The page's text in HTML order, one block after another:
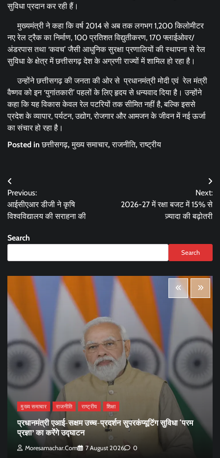
सुविधा प्रदान कर रही हैं।
मुख्यमंत्री ने कहा कि वर्ष 2014 से अब तक लगभग 1,200 किलोमीटर
नए रेल ट्रैक का निर्माण, 100 प्रतिशत विद्युतीकरण, 170 फ्लाईओवर/
अंडरपास तथा ‘कवच’ जैसी आधुनिक सुरक्षा प्रणालियों की स्थापना से रेल
सुविधा के क्षेत्र में छत्तीसगढ़ देश के अग्रणी राज्यों में शामिल हो रहा है।
उन्होंने छत्तीसगढ़ की जनता की ओर से प्रधानमंत्री मोदी एवं रेल मंत्री
वैष्णव को इन ‘युगांतकारी’ पहलों के लिए हृदय से धन्यवाद दिया है। उन्होंने
कहा कि यह विकास केवल रेल पटरियों तक सीमित नहीं है, बल्कि इससे
प्रदेश के व्यापार, पर्यटन, उद्योग, रोजगार और आमजन के जीवन में नई ऊर्जा
का संचार हो रहा है।
Posted inछत्तीसगढ़,मुख्य समाचार,राजनीति,राष्ट्रीय
Post
navigation
Previous:
आईसीएआर डीजी ने कृषि
विश्वविद्यालय की सराहना की
Next:
2026-27 में रक्षा बजट में 15% से
ज़्यादा की बढ़ोतरी
Search
Search
मुख्य समाचार राजनीति राष्ट्रीय शिक्षा
प्रधानमंत्री एआई-सक्षम उच्च-प्रदर्शन सुपरकंप्यूटिंग सुविधा ‘परम
प्रज्ञा’ का करेंगे उद्घाटन
Moresamachar.com 7 August 2026 0